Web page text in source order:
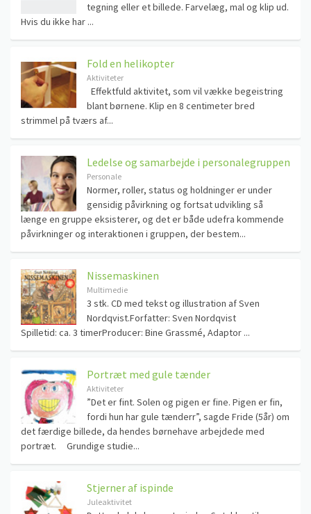
tegning eller et billede. Farvelæg, mal og klip ud.
Hvis du ikke har ...
Fold en helikopter
Aktiviteter
Effektfuld aktivitet, som vil vække begeistring
blant børnene. Klip en 8 centimeter bred
strimmel på tværs af...
Ledelse og samarbejde i personalegruppen
Personale
Normer, roller, status og holdninger er under
gensidig påvirkning og fortsat udvikling så
længe en gruppe eksisterer, og det er både udefra kommende
påvirkninger og interaktionen i gruppen, der bestem...
Nissemaskinen
Multimedie
3 stk. CD med tekst og illustration af Sven
Nordqvist.Forfatter: Sven Nordqvist
Spilletid: ca. 3 timerProducer: Bine Grassmé, Adaptor ...
Portræt med gule tænder
Aktiviteter
”Det er fint. Solen og pigen er fine. Pigen er fin,
fordi hun har gule tænderr”, sagde Fride (5år) om
det færdige billede, da hendes børnehave arbejdede med
portræt. Grundige studie...
Stjerner af ispinde
Juleaktivitet